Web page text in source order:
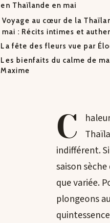
en Thaïlande en mai
Voyage au cœur de la
mai : Récits intimes et
La fête des fleurs vue par
Les bienfaits du calme de
Maxime
C
indifférent.
saison
que variée.
plongeons